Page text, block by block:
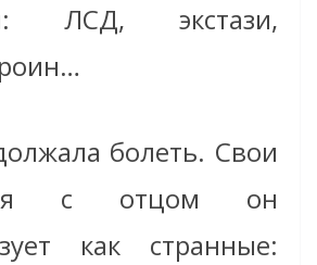
ЛСД, экстази,
болеть. Свои
с отцом он
как странные: